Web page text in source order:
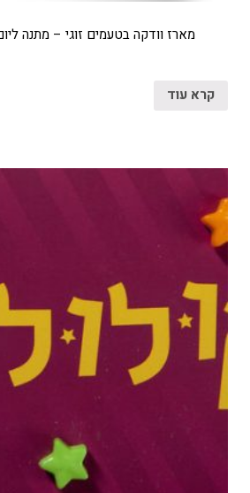
מארז וודקה בטעמים זוגי – מתנה
קרא עוד